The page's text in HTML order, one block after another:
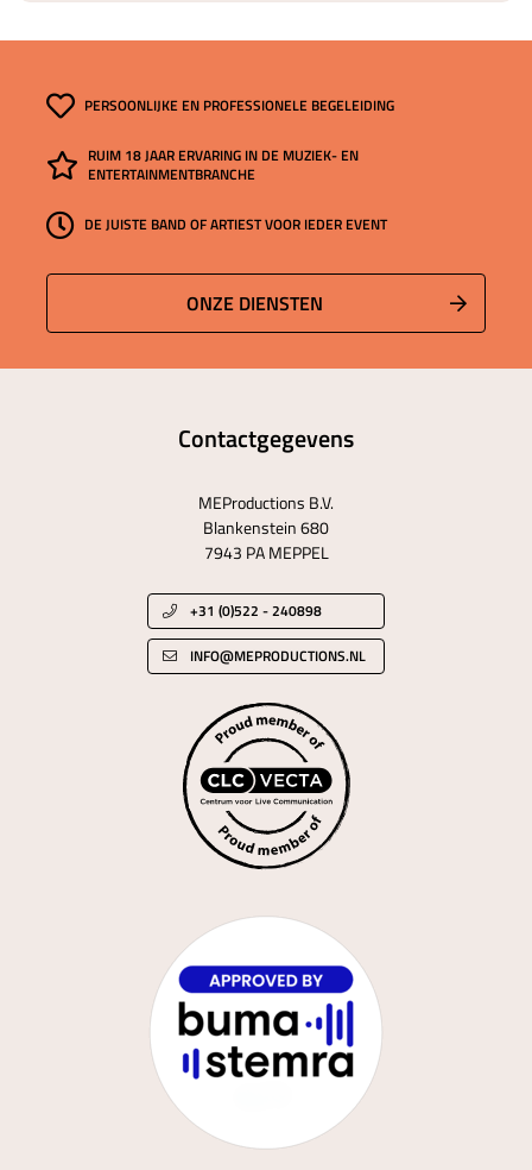
PERSOONLIJKE EN PROFESSIONELE BEGELEIDING
RUIM 18 JAAR ERVARING IN DE MUZIEK- EN
ENTERTAINMENTBRANCHE
DE JUISTE BAND OF ARTIEST VOOR IEDER EVENT
ONZE DIENSTEN
Contactgegevens
MEProductions B.V.
Blankenstein 680
7943 PA MEPPEL
+31 (0)522 - 240898
INFO@MEPRODUCTIONS.NL